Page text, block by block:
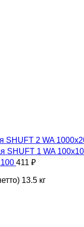
SHUFT 2 WA
SHUFT 1 WA
411 ₽
13.5 кг